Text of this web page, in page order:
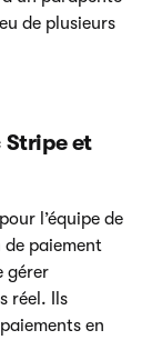
de plusieurs
Stripe et
l’équipe de
de paiement
gérer
réel. Ils
en